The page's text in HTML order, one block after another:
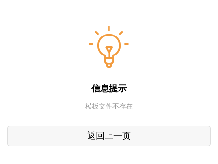
信息提示
模板文件不存在
返回上一页